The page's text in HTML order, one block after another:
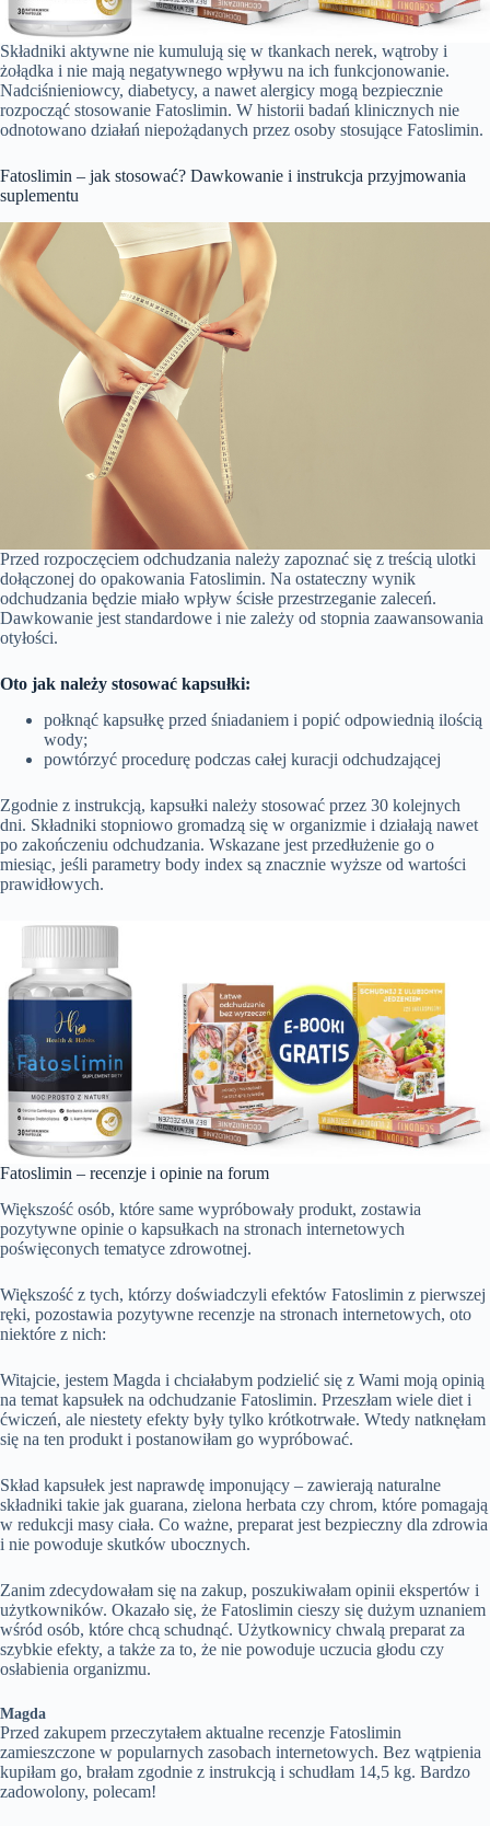
Składniki aktywne nie kumulują się w tkankach nerek, wątroby i
żołądka i nie mają negatywnego wpływu na ich funkcjonowanie.
Nadciśnieniowcy, diabetycy, a nawet alergicy mogą bezpiecznie
rozpocząć stosowanie Fatoslimin. W historii badań klinicznych nie
odnotowano działań niepożądanych przez osoby stosujące Fatoslimin.
Fatoslimin – jak stosować? Dawkowanie i instrukcja przyjmowania
suplementu
Przed rozpoczęciem odchudzania należy zapoznać się z treścią ulotki
dołączonej do opakowania Fatoslimin. Na ostateczny wynik
odchudzania będzie miało wpływ ścisłe przestrzeganie zaleceń.
Dawkowanie jest standardowe i nie zależy od stopnia zaawansowania
otyłości.
Oto jak należy stosować kapsułki:
połknąć kapsułkę przed śniadaniem i popić odpowiednią ilością
wody;
powtórzyć procedurę podczas całej kuracji odchudzającej
Zgodnie z instrukcją, kapsułki należy stosować przez 30 kolejnych
dni. Składniki stopniowo gromadzą się w organizmie i działają nawet
po zakończeniu odchudzania. Wskazane jest przedłużenie go o
miesiąc, jeśli parametry body index są znacznie wyższe od wartości
prawidłowych.
Fatoslimin – recenzje i opinie na forum
Większość osób, które same wypróbowały produkt, zostawia
pozytywne opinie o kapsułkach na stronach internetowych
poświęconych tematyce zdrowotnej.
Większość z tych, którzy doświadczyli efektów Fatoslimin z pierwszej
ręki, pozostawia pozytywne recenzje na stronach internetowych, oto
niektóre z nich:
Witajcie, jestem Magda i chciałabym podzielić się z Wami moją opinią
na temat kapsułek na odchudzanie Fatoslimin. Przeszłam wiele diet i
ćwiczeń, ale niestety efekty były tylko krótkotrwałe. Wtedy natknęłam
się na ten produkt i postanowiłam go wypróbować.
Skład kapsułek jest naprawdę imponujący – zawierają naturalne
składniki takie jak guarana, zielona herbata czy chrom, które pomagają
w redukcji masy ciała. Co ważne, preparat jest bezpieczny dla zdrowia
i nie powoduje skutków ubocznych.
Zanim zdecydowałam się na zakup, poszukiwałam opinii ekspertów i
użytkowników. Okazało się, że Fatoslimin cieszy się dużym uznaniem
wśród osób, które chcą schudnąć. Użytkownicy chwalą preparat za
szybkie efekty, a także za to, że nie powoduje uczucia głodu czy
osłabienia organizmu.
Magda
Przed zakupem przeczytałem aktualne recenzje Fatoslimin
zamieszczone w popularnych zasobach internetowych. Bez wątpienia
kupiłam go, brałam zgodnie z instrukcją i schudłam 14,5 kg. Bardzo
zadowolony, polecam!